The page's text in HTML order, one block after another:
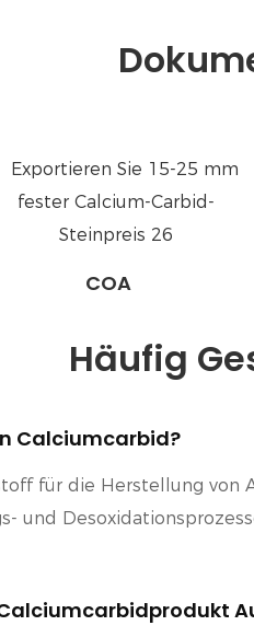
COA
Häufig
Calciumcarbid?
für die Herstellung von
und